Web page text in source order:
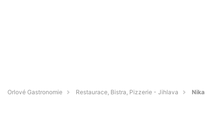
Orlové Gastronomie Restaurace, Bistra, Pizzerie - Jihlava Nika